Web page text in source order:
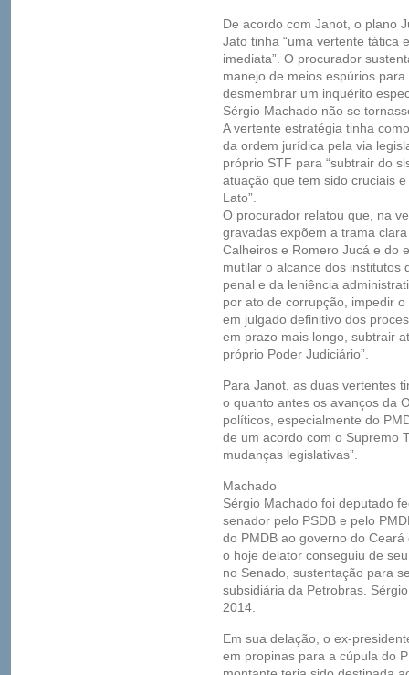
De acordo com Janot, o plano
Jato tinha “uma vertente tática
imediata”. O procurador
manejo de meios espúrios
desmembrar um inquérito
Sérgio Machado não se
A vertente estratégia tinha
da ordem jurídica pela via
próprio STF para “subtrair do
atuação que tem sido cruciais
Lato”.
O procurador relatou que, na
gravadas expõem a trama
Calheiros e Romero Jucá e do
mutilar o alcance dos institutos
penal e da leniência
por ato de corrupção, impedir
em julgado definitivo dos
em prazo mais longo, subtrair
próprio Poder Judiciário”.
Para Janot, as duas vertentes
o quanto antes os avanços da
políticos, especialmente do
de um acordo com o Supremo
mudanças legislativas”.
Machado
Sérgio Machado foi deputado
senador pelo PSDB e pelo
do PMDB ao governo do
o hoje delator conseguiu de
no Senado, sustentação para
subsidiária da Petrobras.
2014.
Em sua delação, o ex-
em propinas para a cúpula do